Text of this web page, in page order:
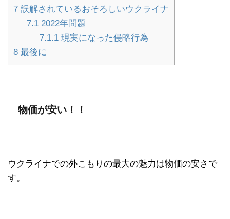
7 誤解されているおそろしいウクライナ
7.12022年問題
7.1.1 現実になった侵略行為
8 最後に
物価が安い！！
ウクライナでの外こもりの最大の魅力は物価の安さで
す。